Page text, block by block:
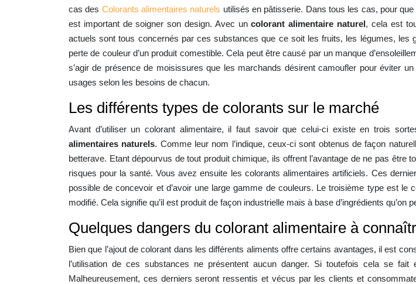
cas des Colorants alimentaires naturels utilisés en pâtisserie. Dans tous les cas, pour
est important de soigner son design. Avec uncolorant alimentaire naturel, cela est
actuels sont tous concernés par ces substances que ce soit les fruits, les légumes, les
perte de couleur d’un produit comestible. Cela peut être causé par un manque
s’agir de présence de moisissures que les marchands désirent camoufler pour éviter
usages selon les besoins de chacun.
Les différents types de colorants sur le marché
Avant d’utiliser un colorant alimentaire, il faut savoir que celui-ci existe en trois
alimentaires naturels. Comme leur nom l’indique, ceux-ci sont obtenus de façon
betterave. Etant dépourvus de tout produit chimique, ils offrent l’avantage de ne pas
risques pour la santé. Vous avez ensuite les colorants alimentaires artificiels. Ces
possible de concevoir et d’avoir une large gamme de couleurs. Le troisième type est
modifié. Cela signifie qu’il est produit de façon industrielle mais à base d’ingrédients
Quelques dangers du colorant alimentaire à
Bien que l’ajout de colorant dans les différents aliments offre certains avantages, il est
l’utilisation de ces substances ne présentent aucun danger. Si toutefois cela se
Malheureusement, ces derniers seront ressentis et vécus par les clients et